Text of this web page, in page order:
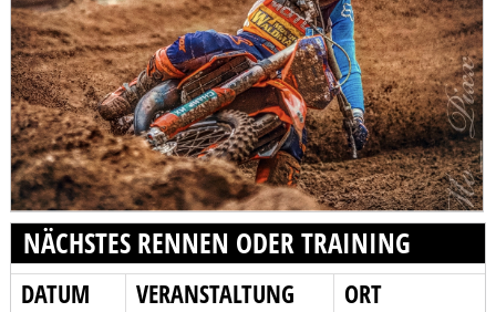
NÄCHSTES RENNEN ODER TRAINING
DATUM VERANSTALTUNG ORT